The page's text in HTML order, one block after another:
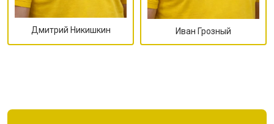
Дмитрий Никишкин Иван Грозный